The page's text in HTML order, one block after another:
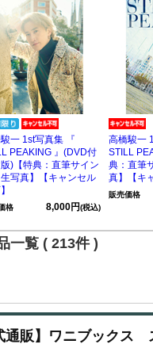
一 1st写真集 『
PEAKING 』(DVD付
)【特典：直筆サイン
写真】【キャンセル
格 8,000円(税込)
高橋駿一
STILL
典：直筆
真】【キ
販売価格
一覧 ( 213件 )
通販】ワニブックス